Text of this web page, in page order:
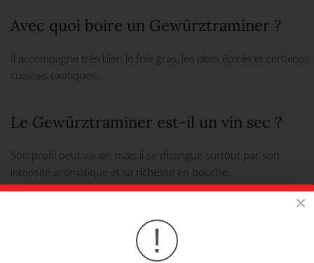
Avec quoi boire un Gewürztraminer ?
Il accompagne très bien le foie gras, les plats épicés et certaines
cuisines exotiques.
Le Gewürztraminer est-il un vin sec ?
Son profil peut varier, mais il se distingue surtout par son
intensité aromatique et sa richesse en bouche.
Commandez votre Gewürztraminer du Château de Crans dès
maintenant et profitez de la livraison offerte dès CHF 250.–.
Vous pourriez être intéressés par ces
×
!